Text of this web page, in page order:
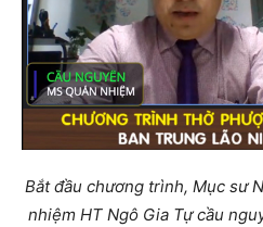
Bắt đầu chương trình, Mục sư
nhiệm HT Ngô Gia Tự cầu